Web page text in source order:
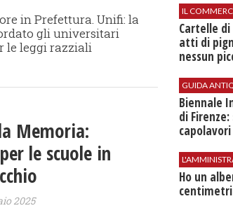
in Prefettura. Unifi: la
gli universitari
le leggi razziali
Memoria:
le scuole in
2025
IL
Cartelle
atti di
nessun
GUIDA
Biennale
di
capolavori
Ho un
centimetri